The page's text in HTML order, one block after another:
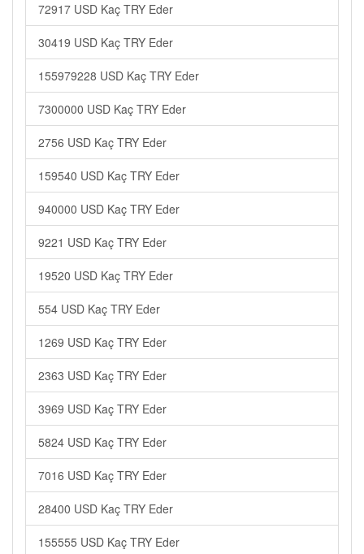
72917 USD Kaç TRY Eder
30419 USD Kaç TRY Eder
155979228 USD Kaç TRY Eder
7300000 USD Kaç TRY Eder
2756 USD Kaç TRY Eder
159540 USD Kaç TRY Eder
940000 USD Kaç TRY Eder
9221 USD Kaç TRY Eder
19520 USD Kaç TRY Eder
554 USD Kaç TRY Eder
1269 USD Kaç TRY Eder
2363 USD Kaç TRY Eder
3969 USD Kaç TRY Eder
5824 USD Kaç TRY Eder
7016 USD Kaç TRY Eder
28400 USD Kaç TRY Eder
155555 USD Kaç TRY Eder